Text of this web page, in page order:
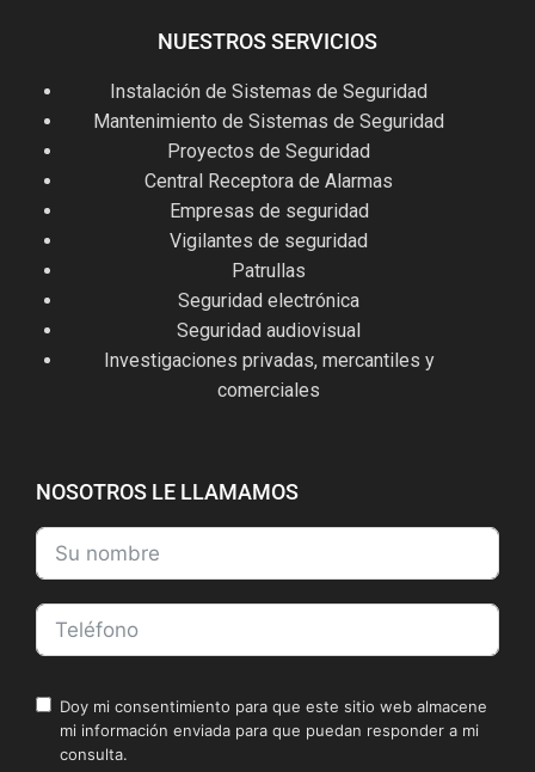
NUESTROS SERVICIOS
Instalación de Sistemas de Seguridad
Mantenimiento de Sistemas de Seguridad
Proyectos de Seguridad
Central Receptora de Alarmas
Empresas de seguridad
Vigilantes de seguridad
Patrullas
Seguridad electrónica
Seguridad audiovisual
Investigaciones privadas, mercantiles y
comerciales
NOSOTROS LE LLAMAMOS
Doy mi consentimiento para que este sitio web almacene
mi información enviada para que puedan responder a mi
consulta.